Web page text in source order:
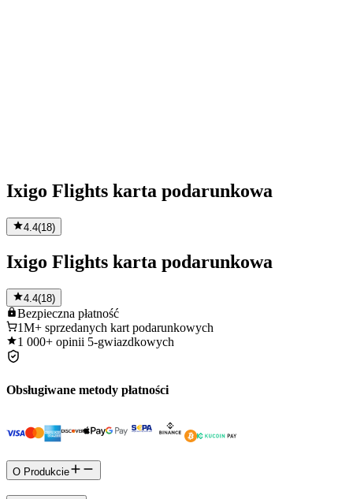
Ixigo Flights karta podarunkowa
4.4(18)
Ixigo Flights karta podarunkowa
4.4(18)
Bezpieczna płatność
1M+ sprzedanych kart podarunkowych
1 000+ opinii 5-gwiazdkowych
Obsługiwane metody płatności
O Produkcie